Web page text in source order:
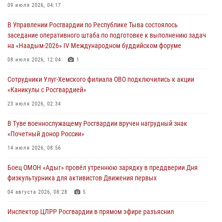
Сотрудники вневедомственной охраны приняли участие в акции
29 июля 2026, 09:41
26 сигналов «Тревога» с автотранспортов отработали экипажи
задержаний Росгвардии в Туве с начала года
В Туве офицер Росгвардии подвела итоги юбилейного личного
забега
09 июля 2026, 04:17
В Управлении Росгвардии по Республике Тыва состоялось
заседание оперативного штаба по подготовке к выполнению задач
на «Наадым-2026» IV Международном буддийском форуме
08 июля 2026, 12:04 1
Сотрудники Улуг-Хемского филиала ОВО подключились к акции
«Каникулы с Росгвардией»
23 июля 2026, 02:34
В Туве военнослужащему Росгвардии вручен нагрудный знак
«Почетный донор России»
14 июля 2026, 08:56
Боец ОМОН «Адыг» провёл утреннюю зарядку в преддверии Дня
физкультурника для активистов Движения первых
04 августа 2026, 08:28 5
Инспектор ЦЛРР Росгвардии в прямом эфире разъяснил